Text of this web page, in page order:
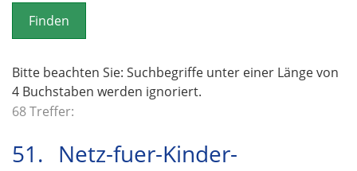
o
n
Bitte beachten Sie: Suchbegriffe unter einer Länge von
4 Buchstaben werden ignoriert.
68 Treffer:
51. Netz-fuer-Kinder-